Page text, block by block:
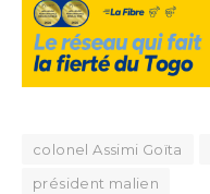
colonel Assimi Goïta
président malien